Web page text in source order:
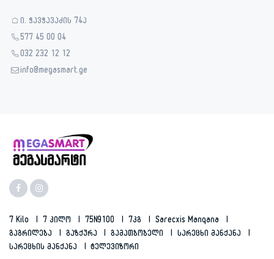
ი. ჭავჭავაძის 74ა
577 45 00 04
032 232 12 12
info@megasmart.ge
7 Kilo 7 Კილო 75N9100 7კგ
Sarecxis Manqana
Გაგრილება
Გაზქურა Გამათბობელი
Სარეცხი Მანქანა
Სარეცხის Მანქანა
Ტელევიზორი